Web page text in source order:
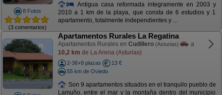
8 Fotos
(3 comentarios)
Antigua casa reformada integramente en 2003 y
2010 a 1 km de la playa, que consta de 6 estudios y 1
apartamento, totalmente independientes y ...
Apartamentos Rurales La Regatina
Apartamentos Rurales en Cudillero (Asturias)
a
10,2 km de La Arena (Asturias)
2-36+9 plazas
13 €
55 km de Oviedo
Son 9 apartamentos situados en el tranquilo pueblo de
Lamuño, entre el mar y la montaña dentro del municipio